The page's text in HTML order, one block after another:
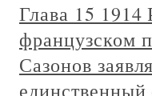
Глава 15 1914
французском
Сазонов
единственный